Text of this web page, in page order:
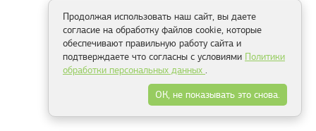
Продолжая использовать наш сайт, вы даете
согласие на обработку файлов cookie, которые
обеспечивают правильную работу сайта и
подтверждаете что согласны с условиями Политики
обработки персональных данных .
ОК, не показывать это снова.